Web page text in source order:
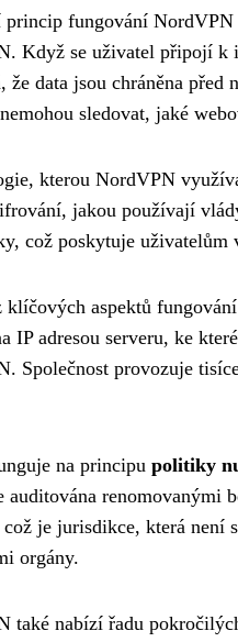
princip fungování NordVPN
Když se uživatel připojí k
že data jsou chráněna
sledovat, jaké
kterou NordVPN
jakou používají
což poskytuje
klíčových aspektů
IP adresou serveru, ke
Společnost provozuje
na principu politiky
auditována renomovanými
což je jurisdikce, která není
orgány.
také nabízí řadu